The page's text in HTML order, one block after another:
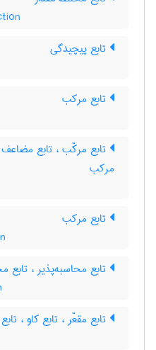
تابع پیچیدگی
تابع مرکب
تابع مرکّب ، تابع مضاعف
مرکب
تابع مرکب
تابع محاسبه‌پذیر ، تابع
تابع مقعّر ، تابع کاو ،